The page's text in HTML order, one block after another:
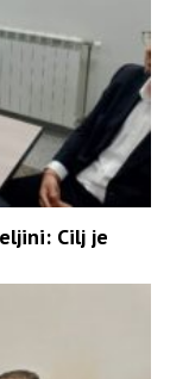
Cilj je